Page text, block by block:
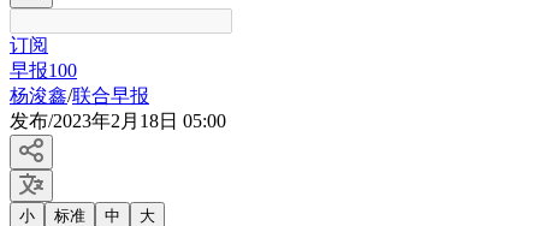
订阅
早报100
杨浚鑫/联合早报
发布/2023年2月18日 05:00
小 标准 中 大